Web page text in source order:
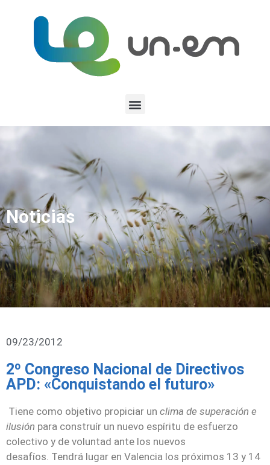
Noticias
09/23/2012
2º Congreso Nacional de Directivos
APD: «Conquistando el futuro»
Tiene como objetivo propiciar un clima de superación e
ilusión para construír un nuevo espíritu de esfuerzo
colectivo y de voluntad ante los nuevos
desafíos. Tendrá lugar en Valencia los próximos 13 y 14